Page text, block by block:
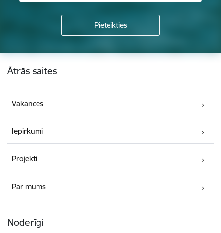
Kājene
Ātrās saites
Vakances
Iepirkumi
Projekti
Par mums
Noderīgi